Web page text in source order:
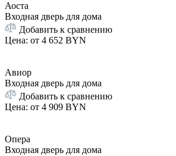
Аоста
Входная дверь для дома
Добавить к сравнению
Цена: от 4 652 BYN
Авиор
Входная дверь для дома
Добавить к сравнению
Цена: от 4 909 BYN
Опера
Входная дверь для дома